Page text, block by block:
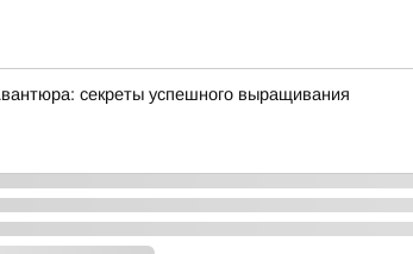
секреты успешного выращивания